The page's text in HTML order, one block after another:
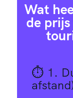
Wat
de
⏱️ 1.